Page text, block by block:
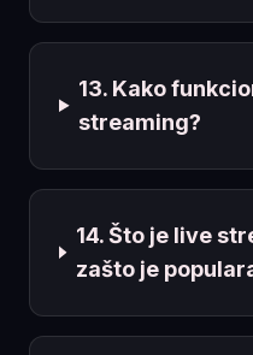
13. Kako
streaming?
14. Što je live
zašto je